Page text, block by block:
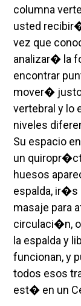
columna
usted
vez que
analizar� la
encontrar
mover� justo
vertebral y lo
niveles
Su espacio
un
huesos
espalda, ir�s
masaje para
circulaci�n,
la espalda y
funcionan, y
todos esos
est� en un